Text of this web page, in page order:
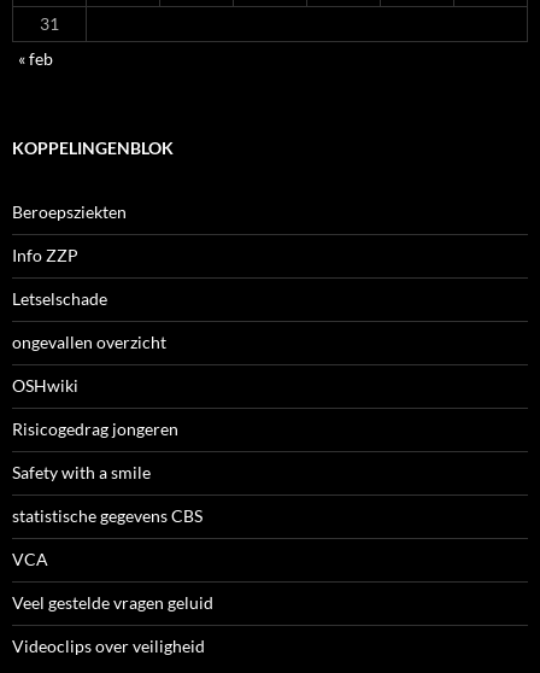
31
« feb
KOPPELINGENBLOK
Beroepsziekten
Info ZZP
Letselschade
ongevallen overzicht
OSHwiki
Risicogedrag jongeren
Safety with a smile
statistische gegevens CBS
VCA
Veel gestelde vragen geluid
Videoclips over veiligheid